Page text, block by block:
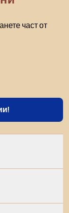
част от